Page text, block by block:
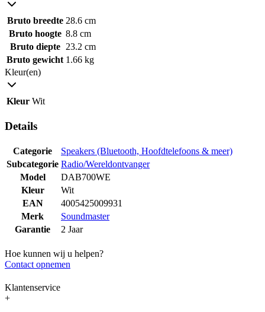
Bruto breedte 28.6 cm
Bruto hoogte 8.8 cm
Bruto diepte
23.2 cm
Bruto gewicht 1.66 kg
Kleur(en)
Kleur Wit
Details
Categorie
Speakers (Bluetooth, Hoofdtelefoons & meer)
Subcategorie Radio/Wereldontvanger
Model
DAB700WE
Kleur
Wit
EAN
4005425009931
Merk
Soundmaster
Garantie
2 Jaar
Hoe kunnen wij u helpen?
Contact opnemen
Klantenservice
+